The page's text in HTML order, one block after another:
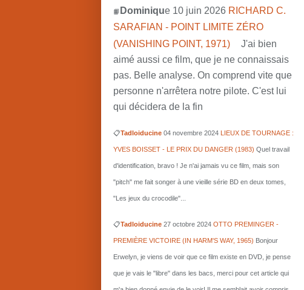
📙 Dominique 10 juin 2026 RICHARD C.
SARAFIAN - POINT LIMITE ZÉRO
(VANISHING POINT, 1971)
J'ai bien
aimé aussi ce film, que je ne connaissais
pas. Belle analyse. On comprend vite que
personne n'arrêtera notre pilote. C'est lui
qui décidera de la fin
📋Tadloiducine 04 novembre 2024 LIEUX DE TOURNAGE :
YVES BOISSET - LE PRIX DU DANGER (1983) Quel travail
d'identification, bravo ! Je n'ai jamais vu ce film, mais son
"pitch" me fait songer à une vieille série BD en deux tomes,
"Les jeux du crocodile"...
📋Tadloiducine 27 octobre 2024 OTTO PREMINGER -
PREMIÈRE VICTOIRE (IN HARM'S WAY, 1965) Bonjour
Erwelyn, je viens de voir que ce film existe en DVD, je pense
que je vais le "libre" dans les bacs, merci pour cet article qui